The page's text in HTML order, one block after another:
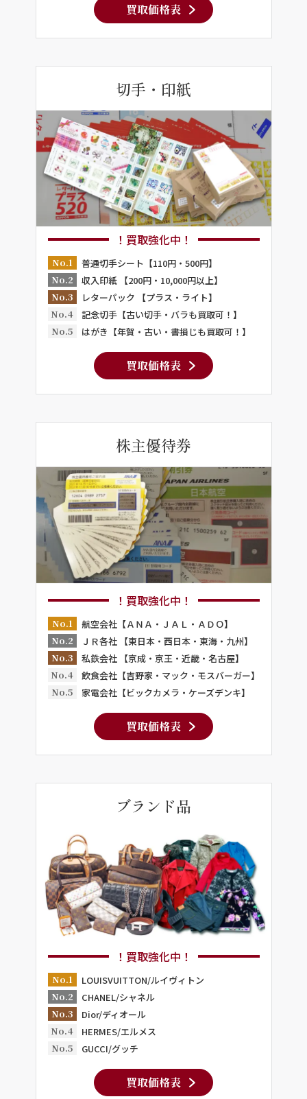
買取価格表
切手・印紙
！買取強化中！
No.1
普通切手シート【110円・500円】
No.2
収入印紙 【200円・10,000円以上】
No.3
レターパック 【プラス・ライト】
No.4
記念切手【古い切手・バラも買取可！】
No.5
はがき【年賀・古い・書損じも買取可！】
買取価格表
株主優待券
！買取強化中！
No.1
航空会社【ＡＮＡ・ＪＡＬ・ＡＤＯ】
No.2
ＪＲ各社 【東日本・西日本・東海・九州】
No.3
私鉄会社 【京成・京王・近畿・名古屋】
No.4
飲食会社【吉野家・マック・モスバーガー】
No.5
家電会社【ビックカメラ・ケーズデンキ】
買取価格表
ブランド品
！買取強化中！
No.1
LOUISVUITTON/ルイヴィトン
No.2
CHANEL/シャネル
No.3
Dior/ディオール
No.4
HERMES/エルメス
No.5
GUCCI/グッチ
買取価格表